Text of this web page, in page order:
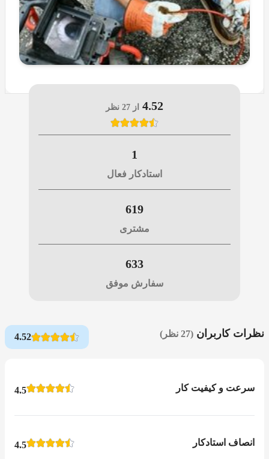
4.52 از 27 نظر
1
استادکار فعال
619
مشتری
633
سفارش موفق
نظرات کاربران (27 نظر) 4.52
سرعت و کیفیت کار 4.5
انصاف استادکار 4.5